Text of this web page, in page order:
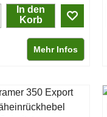
In den
Korb
Mehr Infos